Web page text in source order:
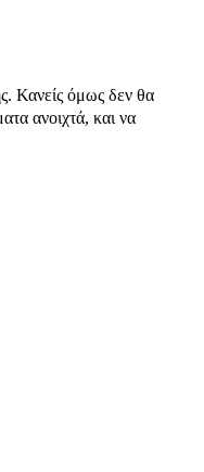
Κανείς όμως δεν θα
ανοιχτά, και να